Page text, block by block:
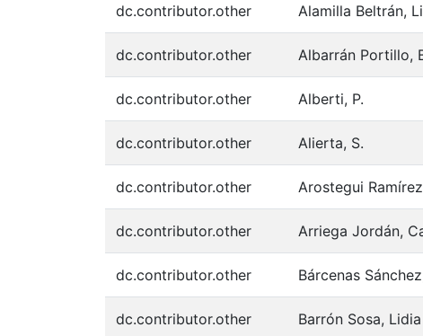
dc.contributor.other Alamilla Beltrán,
dc.contributor.other Albarrán Portillo,
dc.contributor.other Alberti, P.
dc.contributor.other Alierta, S.
dc.contributor.other Arostegui
dc.contributor.other Arriega Jordán,
dc.contributor.other Bárcenas
dc.contributor.other Barrón Sosa, Lidia